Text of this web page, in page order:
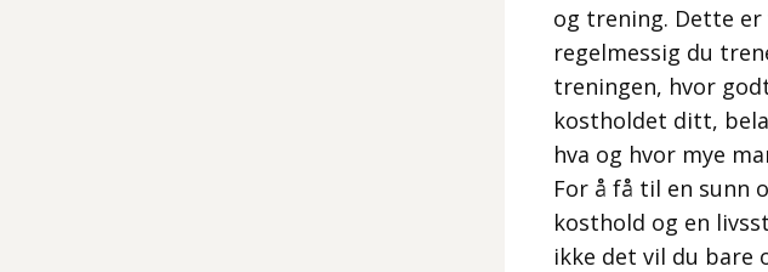
og trening. Dette
regelmessig du
treningen, hvor
kostholdet ditt,
hva og hvor mye
For å få til en sunn
kosthold og en
ikke det vil du bare